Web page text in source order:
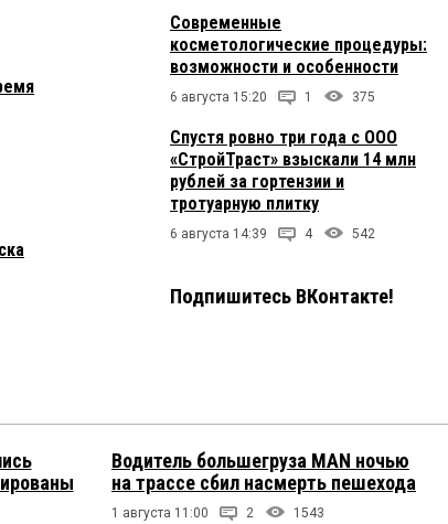
Современные
косметологические процедуры:
возможности и особенности
6 августа 15:20 1 375
Спустя ровно три года с ООО
«СтройТраст» взыскали 14 млн
рублей за гортензии и
тротуарную плитку
6 августа 14:39 4 542
Подпишитесь ВКонтакте!
Водитель большегруза MAN ночью
на трассе сбил насмерть пешехода
1 августа 11:00 2 1543